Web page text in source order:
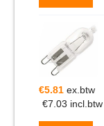
€5.81 ex.btw
€7.03 incl.btw